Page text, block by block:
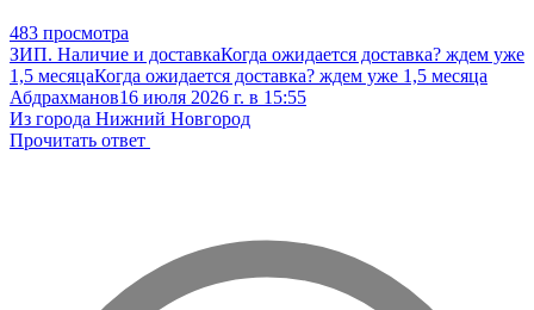
483 просмотра
ЗИП. Наличие и доставкаКогда ожидается доставка? ждем уже
1,5 месяцаКогда ожидается доставка? ждем уже 1,5 месяца
Абдрахманов16 июля 2026 г. в 15:55
Из города Нижний Новгород
Прочитать ответ